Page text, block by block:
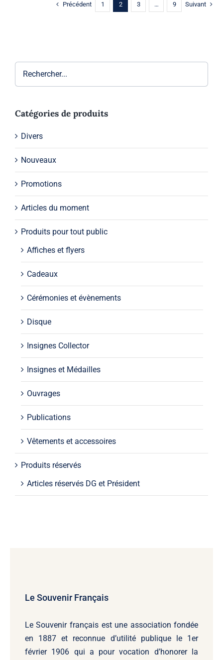
Précédent 1 2 3 … 9 Suivant
Catégories de produits
Divers
Nouveaux
Promotions
Articles du moment
Produits pour tout public
Affiches et flyers
Cadeaux
Cérémonies et évènements
Disque
Insignes Collector
Insignes et Médailles
Ouvrages
Publications
Vêtements et accessoires
Produits réservés
Articles réservés DG et Président
Le Souvenir Français
Le Souvenir français est une association fondée
en 1887 et reconnue d’utilité publique le 1er
février 1906 qui a pour vocation d’honorer la